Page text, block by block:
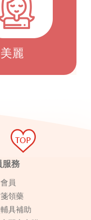
美麗
務
員
領藥
具補助